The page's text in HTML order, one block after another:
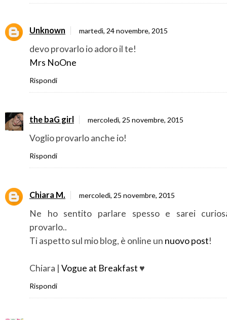
Unknown martedì, 24 novembre, 2015
devo provarlo io adoro il te!
Mrs NoOne
Rispondi
the baG girl mercoledì, 25 novembre, 2015
Voglio provarlo anche io!
Rispondi
Chiara M. mercoledì, 25 novembre, 2015
Ne ho sentito parlare spesso e sarei
provarlo..
Ti aspetto sul mio blog, è online un nuovo post!
Chiara | Vogue at Breakfast ♥
Rispondi